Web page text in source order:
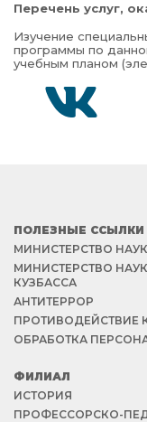
Перечень услуг,
Изучение
программы по
учебным планом
ПОЛЕЗНЫЕ ССЫЛКИ
МИНИСТЕРСТВО
МИНИСТЕРСТВО
КУЗБАССА
АНТИТЕРРОР
ПРОТИВОДЕЙСТВИЕ
ОБРАБОТКА
ФИЛИАЛ
ИСТОРИЯ
ПРОФЕССОРСКО-